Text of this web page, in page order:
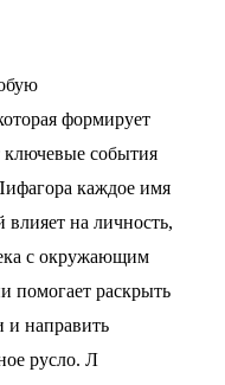
формирует
ключевые события
каждое имя
на личность,
с окружающим
помогает раскрыть
и направить
русло. Л